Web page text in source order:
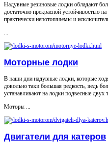
Надувные резиновые лодки обладают
достаточно прекрасной устойчивостью
практически непотопляемы и
Моторные лодки
В наши дни надувные лодки, которые
довольно таки большая редкость, ведь
устанавливают на лодки подвесные двух
Моторы ...
Двигатели для катеров